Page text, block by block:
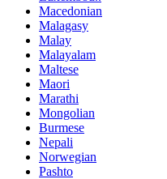
Macedonian
Malagasy
Malay
Malayalam
Maltese
Maori
Marathi
Mongolian
Burmese
Nepali
Norwegian
Pashto